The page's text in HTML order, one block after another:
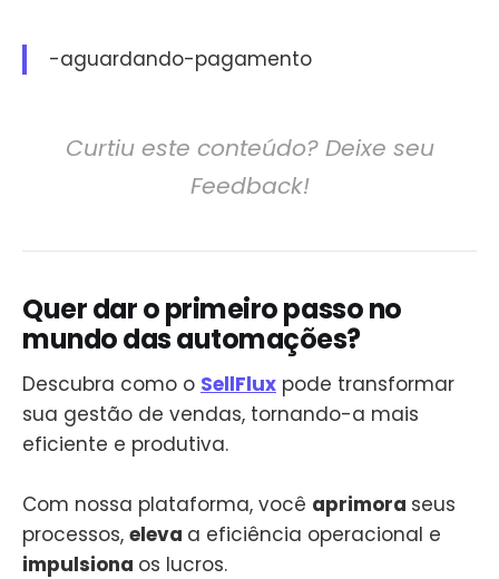
-aguardando-pagamento
Curtiu este conteúdo? Deixe seu
Feedback!
Quer dar o primeiro passo no
mundo das automações?
Descubra como o SellFlux pode transformar
sua gestão de vendas, tornando-a mais
eficiente e produtiva.
Com nossa plataforma, você aprimora seus
processos, eleva a eficiência operacional e
impulsiona os lucros.